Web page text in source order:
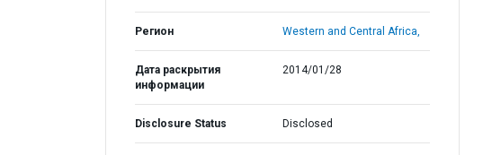
Регион Western and Central Africa,
Дата раскрытия
информации
2014/01/28
Disclosure Status Disclosed